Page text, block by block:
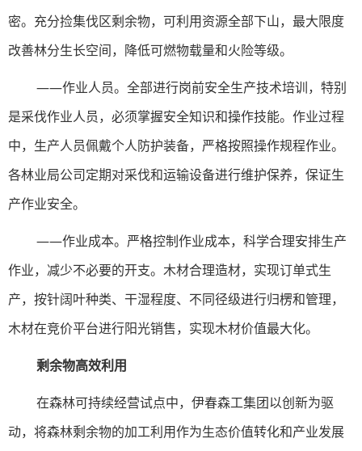
密。充分捡集伐区剩余物，可利用资源全部下山，最大限度
改善林分生长空间，降低可燃物载量和火险等级。
——作业人员。全部进行岗前安全生产技术培训，特别
是采伐作业人员，必须掌握安全知识和操作技能。作业过程
中，生产人员佩戴个人防护装备，严格按照操作规程作业。
各林业局公司定期对采伐和运输设备进行维护保养，保证生
产作业安全。
——作业成本。严格控制作业成本，科学合理安排生产
作业，减少不必要的开支。木材合理造材，实现订单式生
产，按针阔叶种类、干湿程度、不同径级进行归楞和管理，
木材在竞价平台进行阳光销售，实现木材价值最大化。
剩余物高效利用
在森林可持续经营试点中，伊春森工集团以创新为驱
动，将森林剩余物的加工利用作为生态价值转化和产业发展